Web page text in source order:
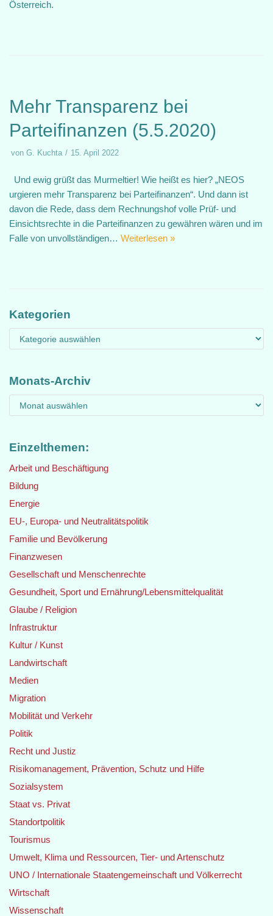
Österreich.
Mehr Transparenz bei
Parteifinanzen (5.5.2020)
von G. Kuchta 15. April 2022
Und ewig grüßt das Murmeltier! Wie heißt es hier? „NEOS
urgieren mehr Transparenz bei Parteifinanzen“. Und dann ist
davon die Rede, dass dem Rechnungshof volle Prüf- und
Einsichtsrechte in die Parteifinanzen zu gewähren wären und im
Falle von unvollständigen… Weiterlesen »
Kategorien
Monats-Archiv
Einzelthemen:
Arbeit und Beschäftigung
Bildung
Energie
EU-, Europa- und Neutralitätspolitik
Familie und Bevölkerung
Finanzwesen
Gesellschaft und Menschenrechte
Gesundheit, Sport und Ernährung/Lebensmittelqualität
Glaube / Religion
Infrastruktur
Kultur / Kunst
Landwirtschaft
Medien
Migration
Mobilität und Verkehr
Politik
Recht und Justiz
Risikomanagement, Prävention, Schutz und Hilfe
Sozialsystem
Staat vs. Privat
Standortpolitik
Tourismus
Umwelt, Klima und Ressourcen, Tier- und Artenschutz
UNO / Internationale Staatengemeinschaft und Völkerrecht
Wirtschaft
Wissenschaft